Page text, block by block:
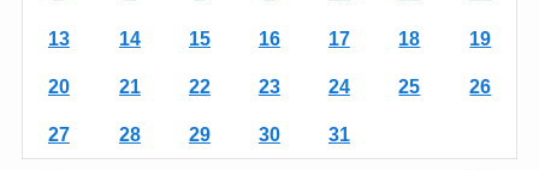
13 14 15 16 17 18 19
20 21 22 23 24 25 26
27 28 29 30 31